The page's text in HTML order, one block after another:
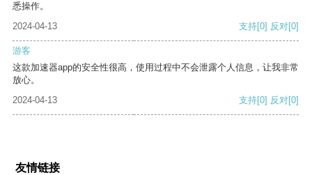
悉操作。
2024-04-13
支持[0] 反对[0]
游客
这款加速器app的安全性很高，使用过程中不会泄露个人信息，让我非常
放心。
2024-04-13
支持[0] 反对[0]
友情链接